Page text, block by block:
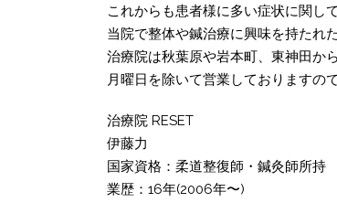
これからも患者様に多い症状に関し
当院で整体や鍼治療に興味を持たれ
治療院は秋葉原や岩本町、東神田か
月曜日を除いて営業しておりますの
治療院 RESET
伊藤力
国家資格：柔道整復師・鍼灸師所持
業歴：16年(2006年〜)